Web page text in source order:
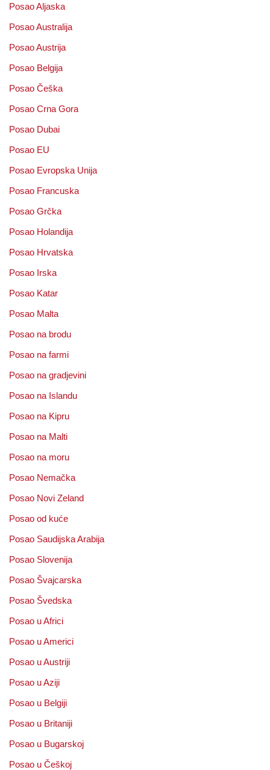
Posao Aljaska
Posao Australija
Posao Austrija
Posao Belgija
Posao Češka
Posao Crna Gora
Posao Dubai
Posao EU
Posao Evropska Unija
Posao Francuska
Posao Grčka
Posao Holandija
Posao Hrvatska
Posao Irska
Posao Katar
Posao Malta
Posao na brodu
Posao na farmi
Posao na gradjevini
Posao na Islandu
Posao na Kipru
Posao na Malti
Posao na moru
Posao Nemačka
Posao Novi Zeland
Posao od kuće
Posao Saudijska Arabija
Posao Slovenija
Posao Švajcarska
Posao Švedska
Posao u Africi
Posao u Americi
Posao u Austriji
Posao u Aziji
Posao u Belgiji
Posao u Britaniji
Posao u Bugarskoj
Posao u Češkoj